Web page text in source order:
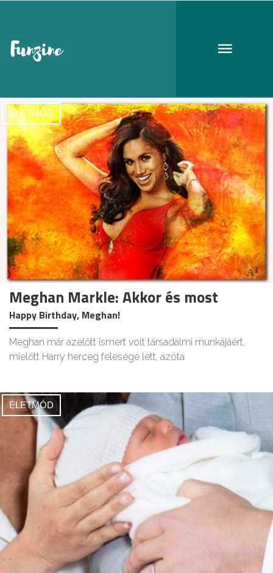
Meghan Markle
ÉLETMÓD
Meghan Markle: Akkor és most
Happy Birthday, Meghan!
Meghan már azelőtt ismert volt társadalmi munkájáért,
mielőtt Harry herceg felesége lett, azóta
ÉLETMÓD